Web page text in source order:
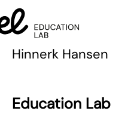
Hinnerk Hansen
Education Lab